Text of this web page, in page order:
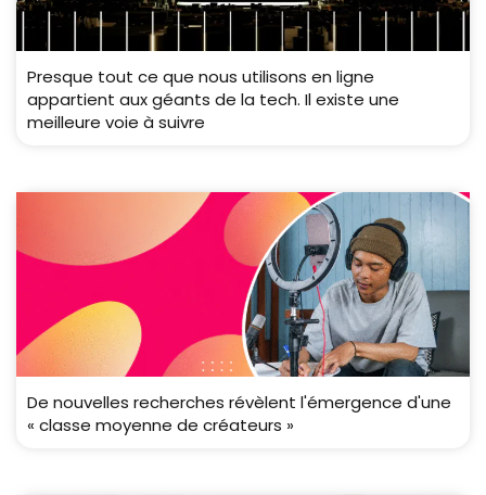
Presque tout ce que nous utilisons en ligne
appartient aux géants de la tech. Il existe une
meilleure voie à suivre
De nouvelles recherches révèlent l'émergence d'une
« classe moyenne de créateurs »